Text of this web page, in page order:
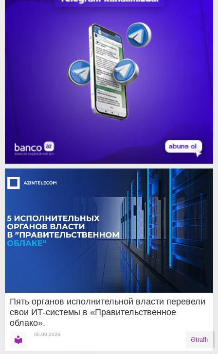
Пять органов исполнительной власти перевели
свои ИТ-системы в «Правительственное
облако».
06.08.2026
Ətraflı